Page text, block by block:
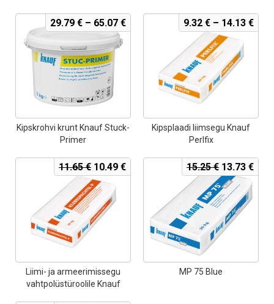
Kipskrohvi krunt Knauf Stuck-
Primer
29.79 € – 65.07 €
Kipsplaadi liimsegu Knauf
Perlfix
9.32 € – 14.13 €
Liimi- ja armeerimissegu
vahtpolüstüroolile Knauf
11.65€ Algne
hind
oli:
11.65 €.
10.49 €Current
price
MP 75 Blue
15.25€ Algne
hind
oli:
15.25 €.
13.73 €